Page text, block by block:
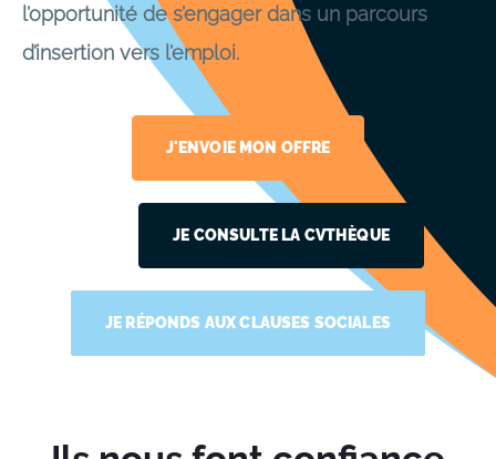
l’opportunité de s’engager dans un parcours
d’insertion vers l’emploi.
J'ENVOIE MON OFFRE
JE CONSULTE LA CVTHÈQUE
JE RÉPONDS AUX CLAUSES SOCIALES